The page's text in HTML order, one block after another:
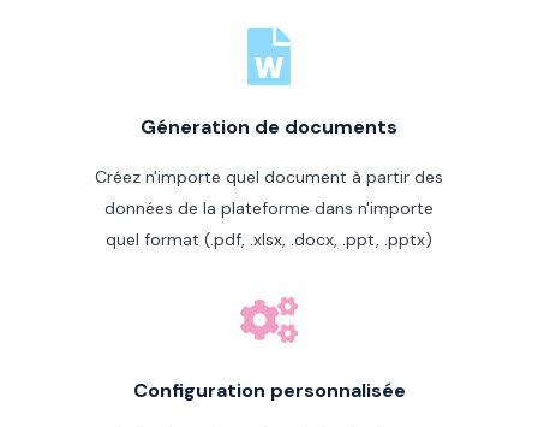
Géneration de documents
Créez n'importe quel document à partir des
données de la plateforme dans n'importe
quel format (.pdf, .xlsx, .docx, .ppt, .pptx)
Configuration personnalisée